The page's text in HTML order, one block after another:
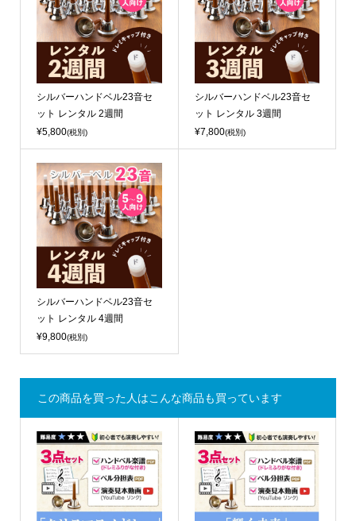
シルバーハンドベル23音セ
ット レンタル 2週間
¥5,800(税別)
シルバーハンドベル23音セ
ット レンタル 3週間
¥7,800(税別)
シルバーハンドベル23音セ
ット レンタル 4週間
¥9,800(税別)
この商品を買った人はこんな商品も買っています